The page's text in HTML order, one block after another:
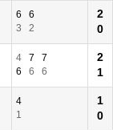
6
6
3
2
2
0
4 7
7
6
6 6
2
1
4
1
1
0